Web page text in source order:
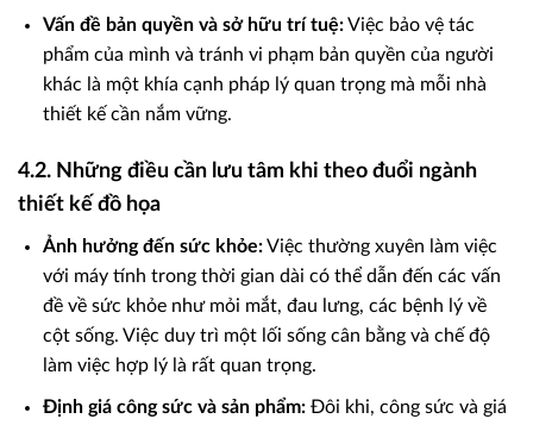
Vấn đề bản quyền và sở hữu trí tuệ:Việc bảo vệ tác
phẩm của mình và tránh vi phạm bản quyền của người
khác là một khía cạnh pháp lý quan trọng mà mỗi nhà
thiết kế cần nắm vững.
4.2. Những điều cần lưu tâm khi theo đuổi ngành
thiết kế đồ họa
Ảnh hưởng đến sức khỏe:Việc thường xuyên làm việc
với máy tính trong thời gian dài có thể dẫn đến các vấn
đề về sức khỏe như mỏi mắt, đau lưng, các bệnh lý về
cột sống. Việc duy trì một lối sống cân bằng và chế độ
làm việc hợp lý là rất quan trọng.
Định giá công sức và sản phẩm:Đôi khi, công sức và giá